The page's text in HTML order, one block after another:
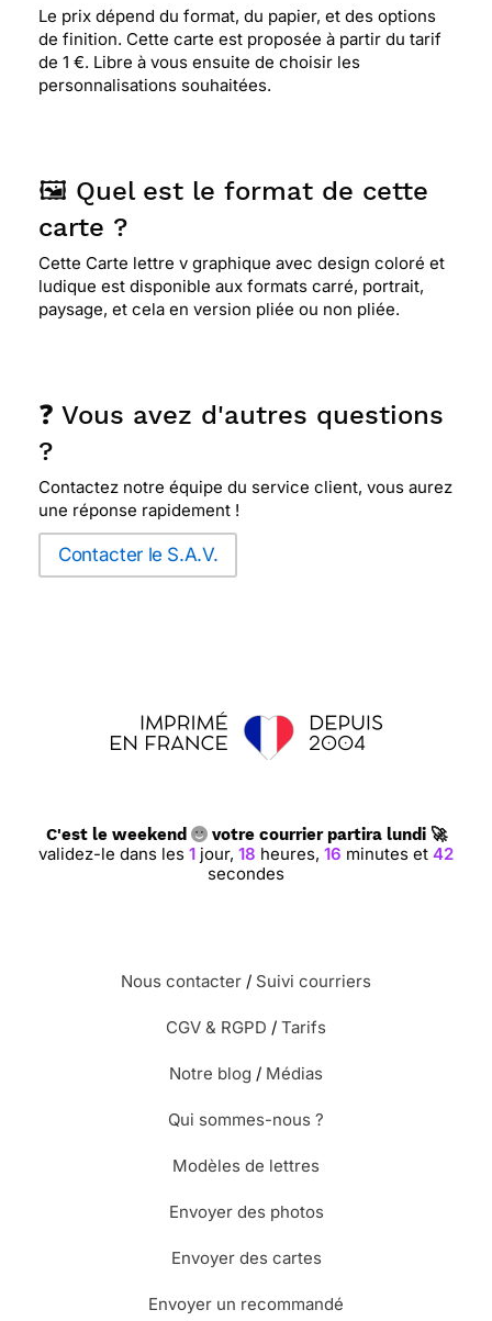
Le prix dépend du format, du papier, et des options
de finition. Cette carte est proposée à partir du tarif
de 1 €. Libre à vous ensuite de choisir les
personnalisations souhaitées.
🖼️ Quel est le format de cette
carte ?
Cette Carte lettre v graphique avec design coloré et
ludique est disponible aux formats carré, portrait,
paysage, et cela en version pliée ou non pliée.
❓ Vous avez d'autres questions
?
Contactez notre équipe du service client, vous aurez
une réponse rapidement !
Contacter le S.A.V.
C'est le weekend votre courrier partira lundi 🚀
validez-le dans les1 jour,18 heures,16 minutes et41
secondes
Nous contacter / Suivi courriers
CGV & RGPD / Tarifs
Notre blog / Médias
Qui sommes-nous ?
Modèles de lettres
Envoyer des photos
Envoyer des cartes
Envoyer un recommandé